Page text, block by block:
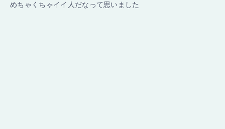
めちゃくちゃイイ人だなって思いました